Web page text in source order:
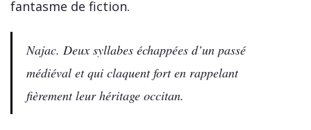
fantasme de fiction.
Najac. Deux syllabes échappées d’un passé
médiéval et qui claquent fort en rappelant
fièrement leur héritage occitan.